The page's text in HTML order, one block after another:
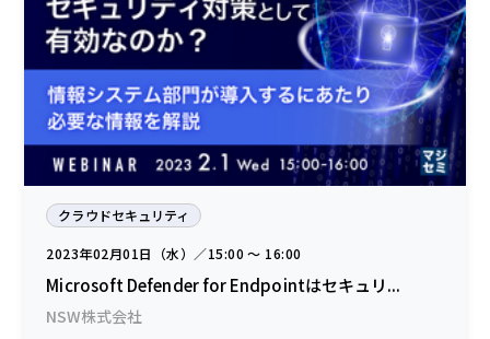
クラウドセキュリティ
2023年02月01日（水）／15:00 〜 16:00
Microsoft Defender for Endpointはセキュリ...
NSW株式会社